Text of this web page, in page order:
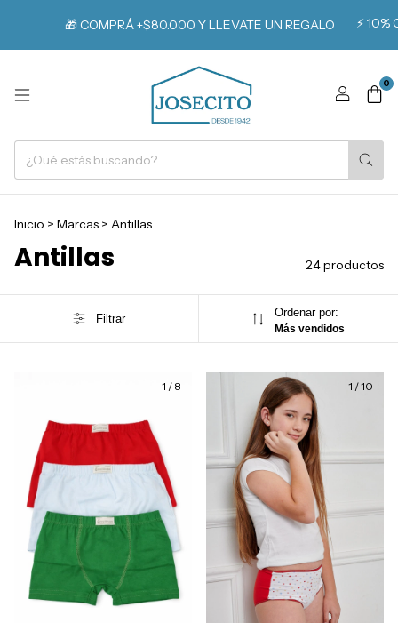
🎁 COMPRÁ +$80.000 Y LLEVATE UN REGALO ⚡️ 10% OFF
0
Inicio > Marcas > Antillas
Antillas 24 productos
Filtrar Ordenar por:
Más vendidos
1 / 8 1 /10